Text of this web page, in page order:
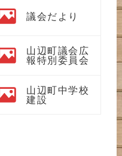
議会だより
山辺町議会広
報特別委員会
山辺町中学校
建設